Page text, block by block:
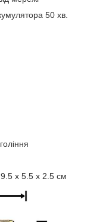
50 хв.
х 5.5 х 2.5 см